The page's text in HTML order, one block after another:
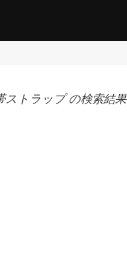
ストラップ の検索結果